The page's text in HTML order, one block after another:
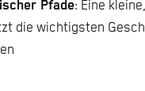
Pfade: Eine
die wichtigsten